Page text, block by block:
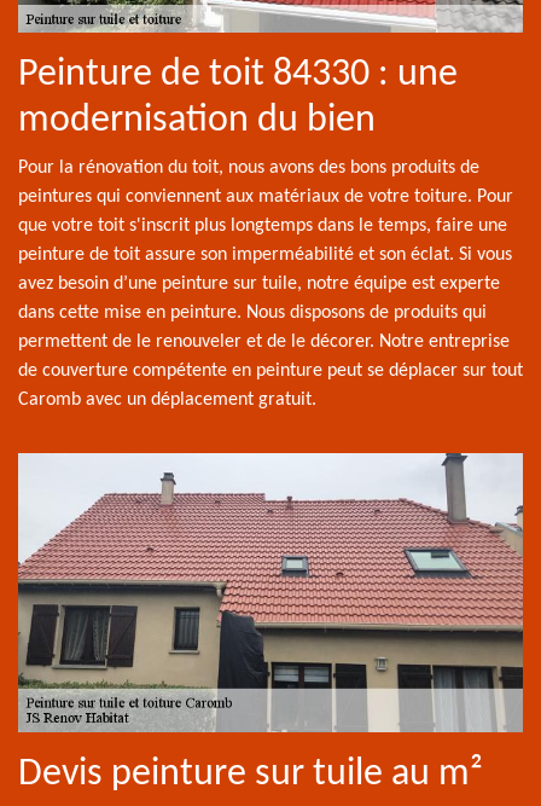
Peinture de toit 84330 : une
modernisation du bien
Pour la rénovation du toit, nous avons des bons produits de
peintures qui conviennent aux matériaux de votre toiture. Pour
que votre toit s'inscrit plus longtemps dans le temps, faire une
peinture de toit assure son imperméabilité et son éclat. Si vous
avez besoin d’une peinture sur tuile, notre équipe est experte
dans cette mise en peinture. Nous disposons de produits qui
permettent de le renouveler et de le décorer. Notre entreprise
de couverture compétente en peinture peut se déplacer sur tout
Caromb avec un déplacement gratuit.
Devis peinture sur tuile au m²